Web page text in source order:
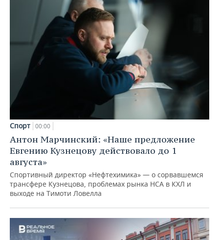
Спорт 00:00
Антон Марчинский: «Наше предложение
Евгению Кузнецову действовало до 1
августа»
Спортивный директор «Нефтехимика» — о сорвавшемся
трансфере Кузнецова, проблемах рынка НСА в КХЛ и
выходе на Тимоти Ловелла